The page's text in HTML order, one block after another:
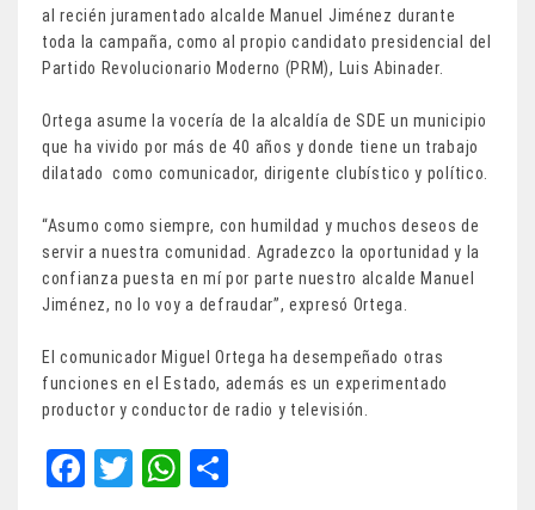
al recién juramentado alcalde Manuel Jiménez durante
toda la campaña, como al propio candidato presidencial del
Partido Revolucionario Moderno (PRM), Luis Abinader.
Ortega asume la vocería de la alcaldía de SDE un municipio
que ha vivido por más de 40 años y donde tiene un trabajo
dilatado como comunicador, dirigente clubístico y político.
“Asumo como siempre, con humildad y muchos deseos de
servir a nuestra comunidad. Agradezco la oportunidad y la
confianza puesta en mí por parte nuestro alcalde Manuel
Jiménez, no lo voy a defraudar”, expresó Ortega.
El comunicador Miguel Ortega ha desempeñado otras
funciones en el Estado, además es un experimentado
productor y conductor de radio y televisión.
Fa T
W